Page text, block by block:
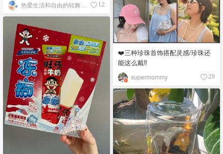
❤️三种珍珠首饰搭配灵感/珍珠还
能这么戴‼️
supermommy 29
12